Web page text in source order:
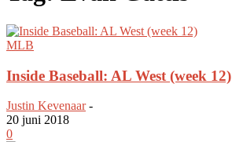
MLB
Inside Baseball: AL West (week 12)
Justin Kevenaar -
20 juni 2018
0